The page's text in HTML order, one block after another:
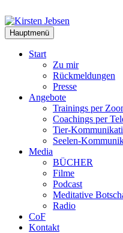
Inhalt
springen
Hauptmenü
Start
Zu mir
Rückmeldungen
Presse
Angebote
Trainings per
Coachings per
Tier-
Seelen-
Media
BÜCHER
Filme
Podcast
Meditative
Radio
CoF
Kontakt